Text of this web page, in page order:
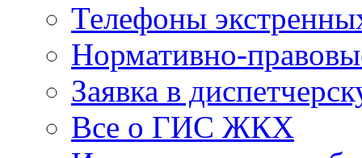
Телефоны
Нормативно-
Заявка в
Все о ГИС ЖКХ